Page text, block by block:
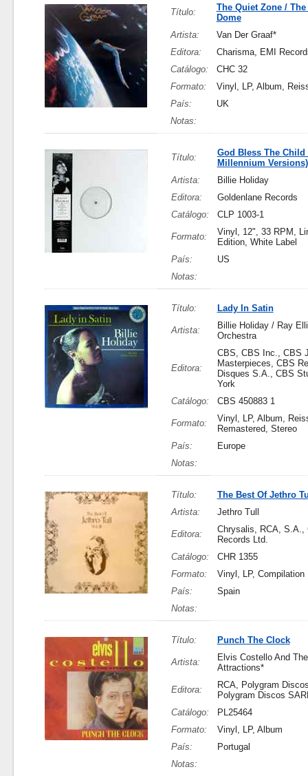
Título:
The Quiet Zone /
Dome
Artista:
Van Der Graaf*
Editora:
Charisma, EMI
Catálogo:
CHC 32
Formato:
Vinyl, LP, Album,
País:
UK
Notas:
Título:
God Bless The Child
Millennium Versions)
Artista:
Billie Holiday
Editora:
Goldenlane Records
Catálogo:
CLP 1003-1
Formato:
Vinyl, 12", 33 RPM,
Edition, White Label
País:
US
Notas:
Título: Lady In Satin
Artista:
Billie Holiday / Ray
Orchestra
Editora:
CBS, CBS Inc., CBS
Masterpieces, CBS
Disques S.A., CBS
York
Catálogo:
CBS 450883 1
Formato:
Vinyl, LP, Album,
Remastered, Stereo
País:
Europe
Notas:
Título:
The Best Of Jethro
Artista:
Jethro Tull
Editora:
Chrysalis, RCA, S.A.,
Records Ltd.
Catálogo:
CHR 1355
Formato:
Vinyl, LP, Compilation
País:
Spain
Notas:
Título: Punch The Clock
Artista:
Elvis Costello And The
Attractions*
Editora:
RCA, Polygram
Polygram Discos
Catálogo:
PL25464
Formato:
Vinyl, LP, Album
País:
Portugal
Notas: